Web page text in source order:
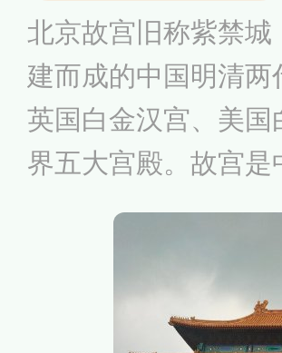
北京故宫旧称紫禁
建而成的中国明清
英国白金汉宫、美
界五大宫殿。故宫
界上现存规模最大
综合性博物馆，是
收藏品包括但不限